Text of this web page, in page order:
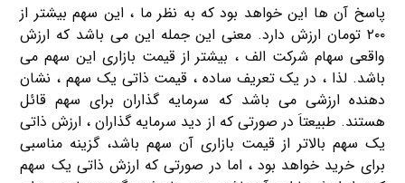
پاسخ آن ها این خواهد بود که به نظر ما ، این سهم بیشتر از
۲۰۰ تومان ارزش دارد. معنی این جمله این می باشد که ارزش
واقعی سهام شرکت الف ، بیشتر از قیمت بازاری این سهم می
باشد. لذا ، در یک تعریف ساده ، قیمت ذاتی یک سهم ، نشان
دهنده ارزشی می باشد که سرمایه گذاران برای سهم قائل
هستند. طبیعتاَ در صورتی که از دید سرمایه گذاران ، ارزش ذاتی
یک سهم بالاتر از قیمت بازاری آن سهم باشد، گزینه مناسبی
برای خرید خواهد بود ، اما در صورتی که ارزش ذاتی یک سهم